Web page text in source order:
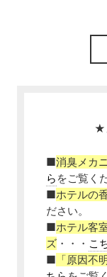
★
■消臭メカ
ら をご覧く
■ホテルの
ださい。
■ホテル客
ズ ・・・ こ
■ 「原因不